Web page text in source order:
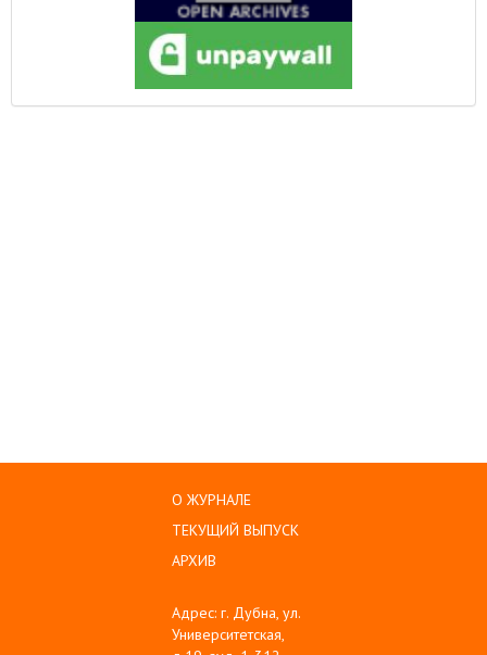
О ЖУРНАЛЕ
ТЕКУЩИЙ ВЫПУСК
АРХИВ
Адрес: г. Дубна, ул.
Университетская,